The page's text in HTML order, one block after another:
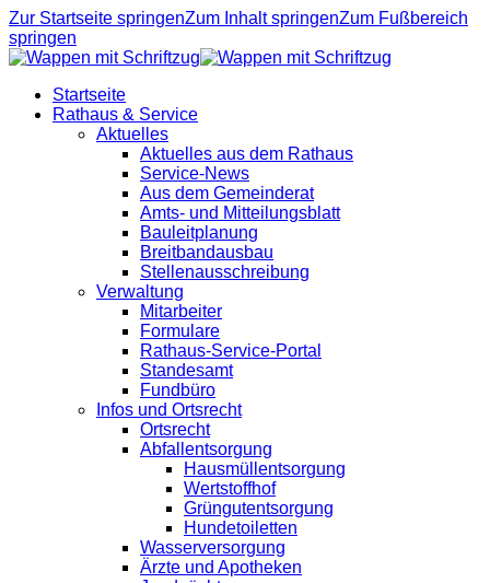
Zur Startseite springenZum Inhalt springenZum Fußbereich
springen
Startseite
Rathaus & Service
Aktuelles
Aktuelles aus dem Rathaus
Service-News
Aus dem Gemeinderat
Amts- und Mitteilungsblatt
Bauleitplanung
Breitbandausbau
Stellenausschreibung
Verwaltung
Mitarbeiter
Formulare
Rathaus-Service-Portal
Standesamt
Fundbüro
Infos und Ortsrecht
Ortsrecht
Abfallentsorgung
Hausmüllentsorgung
Wertstoffhof
Grüngutentsorgung
Hundetoiletten
Wasserversorgung
Ärzte und Apotheken